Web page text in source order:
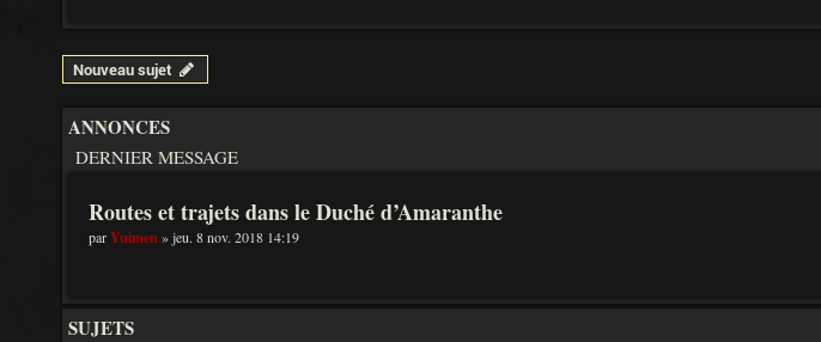
Nouveau sujet
ANNONCES
DERNIER MESSAGE
Routes et trajets dans le Duché d’Amaranthe
parYuimen» jeu. 8 nov. 2018 14:19
SUJETS